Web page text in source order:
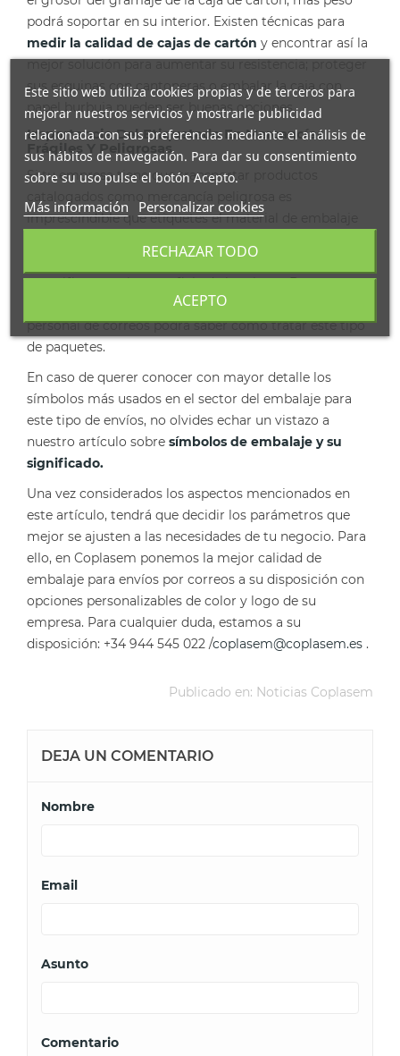
podrá soportar en su interior. Existen técnicas para
medir la calidad de cajas de cartón y encontrar así la
mejor solución para aumentar su resistencia; proteger
sus esquinas con cantoneras o embalar la caja con
papel burbuja pueden ser buenas opciones.
Importancia Del Etiquetado En Mercancías
Frágiles Y Peligrosas
Si tu empresa tiene que transportar productos
imprescindible que etiquetes el material de embalaje
especialmente frágil, también convendrá que lo
especifiques en la superficie de la misma. De esta
forma, además de cumplir con la normativa, el
personal de correos podrá saber cómo tratar este tipo
de paquetes.
En caso de querer conocer con mayor detalle los
símbolos más usados en el sector del embalaje para
este tipo de envíos, no olvides echar un vistazo a
nuestro artículo sobre símbolos de embalaje y su
significado.
Una vez considerados los aspectos mencionados en
este artículo, tendrá que decidir los parámetros que
mejor se ajusten a las necesidades de tu negocio. Para
ello, en Coplasem ponemos la mejor calidad de
embalaje para envíos por correos a su disposición con
opciones personalizables de color y logo de su
empresa. Para cualquier duda, estamos a su
disposición: +34 944 545 022 /coplasem@coplasem.es .
Publicado en: Noticias Coplasem
DEJA UN COMENTARIO
Nombre
Email
Asunto
Comentario
Este sitio web utiliza cookies propias y de terceros para
mejorar nuestros servicios y mostrarle publicidad
relacionada con sus preferencias mediante el análisis de
sus hábitos de navegación. Para dar su consentimiento
sobre su uso pulse el botón Acepto.
Más información Personalizar cookies
RECHAZAR TODO
ACEPTO